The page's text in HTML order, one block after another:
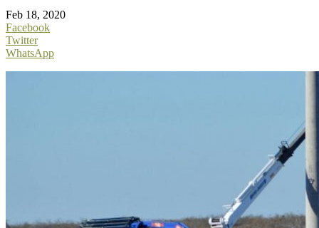
Feb 18, 2020
Facebook
Twitter
WhatsApp